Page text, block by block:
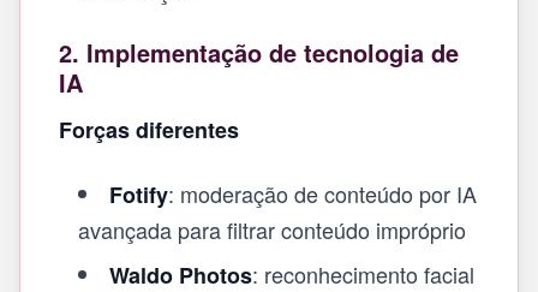
2. Implementação de tecnologia de
IA
Forças diferentes
Fotify: moderação de conteúdo por IA
avançada para filtrar conteúdo impróprio
Waldo Photos: reconhecimento facial